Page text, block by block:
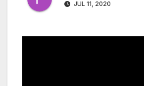
JUL 11, 2020